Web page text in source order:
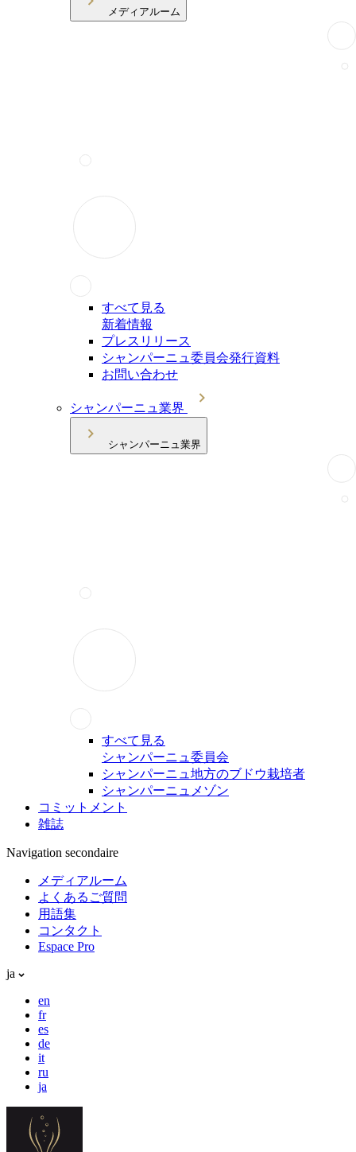
メディアルーム
すべて見る
新着情報
プレスリリース
シャンパーニュ委員会発行資料
お問い合わせ
シャンパーニュ業界
シャンパーニュ業界
すべて見る
シャンパーニュ委員会
シャンパーニュ地方のブドウ栽培者
シャンパーニュメゾン
コミットメント
雑誌
Navigation secondaire
メディアルーム
よくあるご質問
用語集
コンタクト
Espace Pro
ja
en
fr
es
de
it
ru
ja